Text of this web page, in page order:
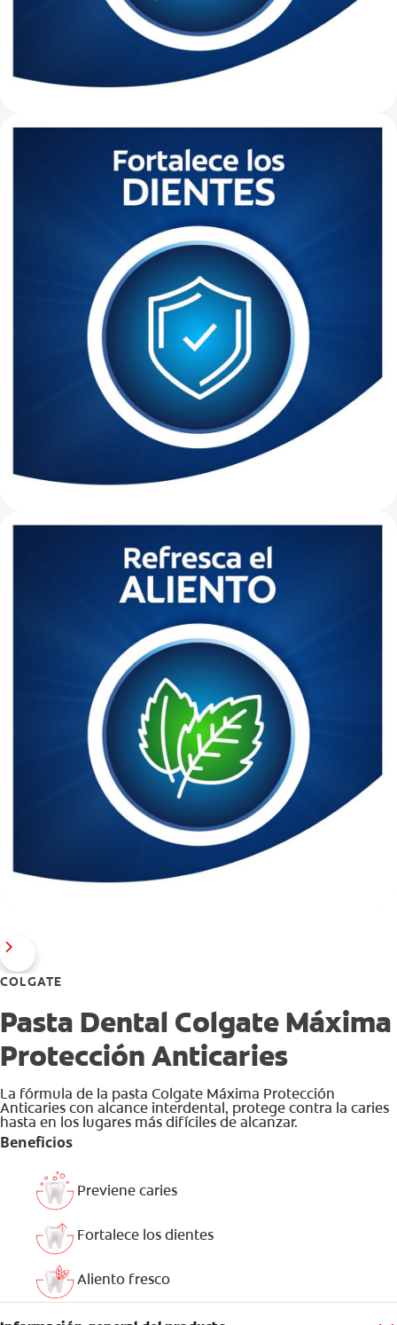
COLGATE
Pasta Dental Colgate Máxima
Protección Anticaries
La fórmula de la pasta Colgate Máxima Protección
Anticaries con alcance interdental, protege contra la caries
hasta en los lugares más difíciles de alcanzar.
Beneficios
Previene caries
Fortalece los dientes
Aliento fresco